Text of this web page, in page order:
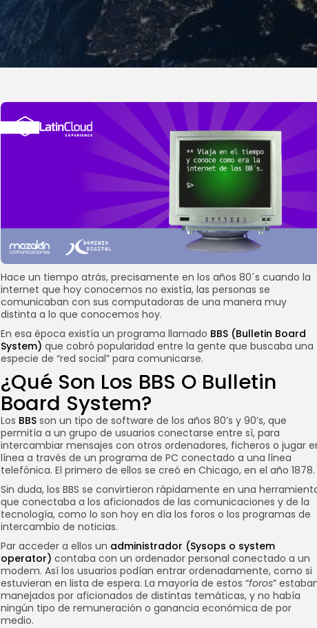
Hace un tiempo atrás, precisamente en los años 80´s cuando la
internet que hoy conocemos no existía, las personas se
comunicaban con sus computadoras de una manera muy
distinta a lo que conocemos hoy.
En esa época existía un programa llamado BBS (Bulletin Board
System) que cobró popularidad entre la gente que buscaba una
especie de “red social” para comunicarse.
¿Qué Son Los BBS O Bulletin
Board System?
Los BBS son un tipo de software de los años 80’s y 90’s, que
permitía a un grupo de usuarios conectarse entre sí, para
intercambiar mensajes con otros ordenadores, ficheros o jugar
línea a través de un programa de PC conectado a una línea
telefónica. El primero de ellos se creó en Chicago, en el año 1878.
Sin duda, los BBS se convirtieron rápidamente en una
que conectaba a los aficionados de las comunicaciones y de la
tecnología, como lo son hoy en día los foros o los programas de
intercambio de noticias.
Par acceder a ellos un administrador (Sysops o system
operator) contaba con un ordenador personal conectado a un
modem. Así los usuarios podían entrar ordenadamente, como si
estuvieran en lista de espera. La mayoría de estos “foros”
manejados por aficionados de distintas temáticas, y no había
ningún tipo de remuneración o ganancia económica de por
medio.